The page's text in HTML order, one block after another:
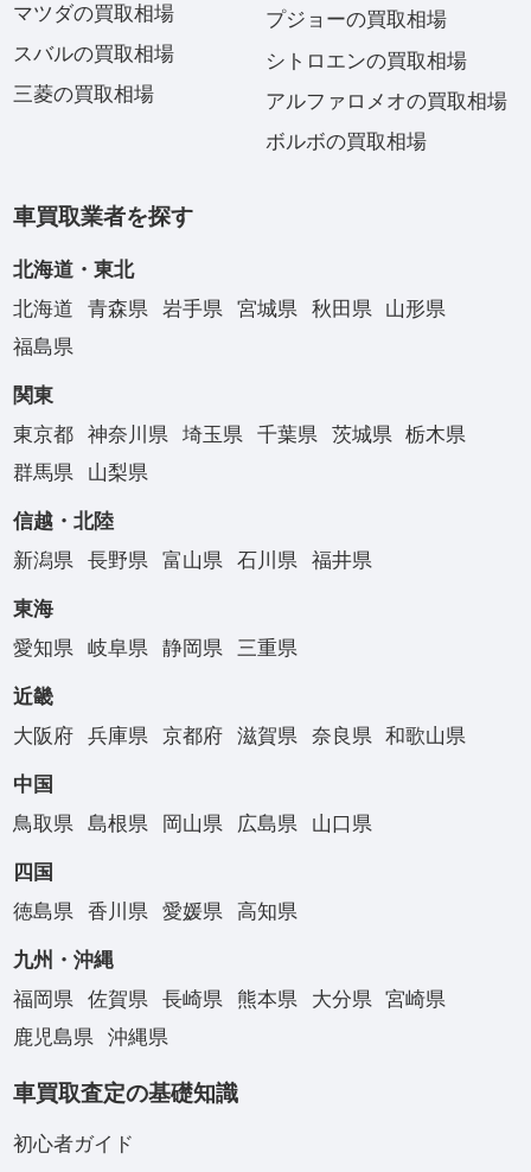
マツダの買取相場
スバルの買取相場
三菱の買取相場
プジョーの買取相場
シトロエンの買取相場
アルファロメオの買取相場
ボルボの買取相場
車買取業者を探す
北海道・東北
北海道
青森県 岩手県 宮城県 秋田県
山形県
福島県
関東
東京都
神奈川県 埼玉県 千葉県 茨城県
栃木県
群馬県
山梨県
信越・北陸
新潟県
長野県 富山県 石川県 福井県
東海
愛知県
岐阜県 静岡県 三重県
近畿
大阪府
兵庫県 京都府 滋賀県 奈良県 和歌山県
中国
鳥取県
島根県 岡山県 広島県 山口県
四国
徳島県
香川県 愛媛県 高知県
九州・沖縄
福岡県
佐賀県 長崎県 熊本県 大分県
宮崎県
鹿児島県
沖縄県
車買取査定の基礎知識
初心者ガイド